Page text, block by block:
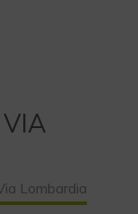
Lombardia